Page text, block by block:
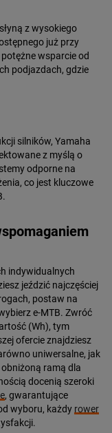
z wysokiego
już przy
wsparcie od
podjazdach, gdzie
silników, Yamaha
z myślą o
odporne na
co jest kluczowe
indywidualnych
jeździć najczęściej
postaw na
e-MTB. Zwróć
(Wh), tym
ofercie znajdziesz
uniwersalne, jak
obniżoną ramą dla
docenią szeroki
, gwarantujące
wyboru, każdy rower